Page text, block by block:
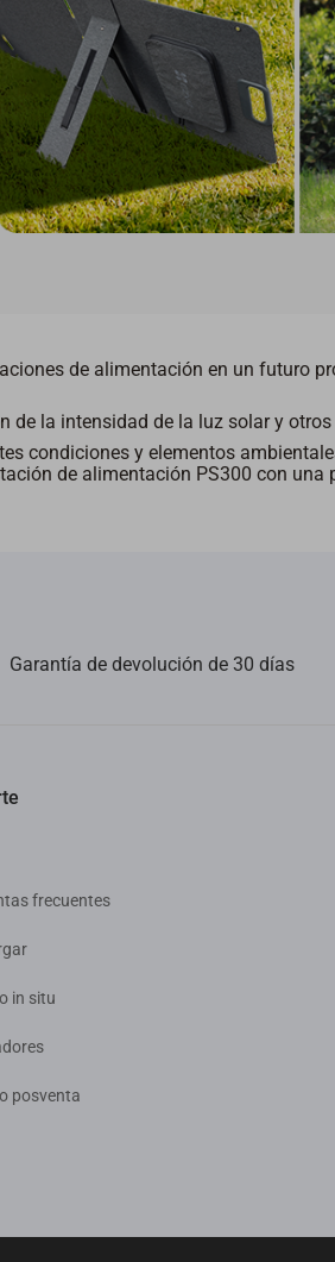
de alimentación en un futuro
de la intensidad de la luz solar y
condiciones y elementos
de alimentación PS300 con una
Garantía de devolución de 30 días
frecuentes
in situ
posventa